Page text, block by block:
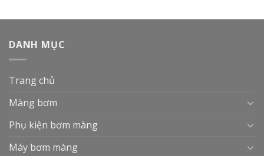
DANH MỤC
Trang chủ
Màng bơm
Phụ kiện bơm màng
Máy bơm màng